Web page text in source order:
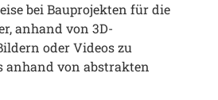
bei Bauprojekten für die
anhand von 3D-
oder Videos zu
anhand von abstrakten